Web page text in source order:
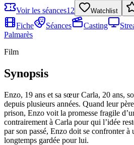
Voir les séances12 Watchlist
Fiche Séances Casting
Palmarès
Film
Synopsis
Enzo, 19 ans et sa sœur Carla, 20 ans,
depuis plusieurs années. Quand leur
prison, Enzo voit la promesse fragile
contrairement à Carla pour qui l’idée
par son passé, Enzo doit se confronter à
longtemps gardée pour lui.